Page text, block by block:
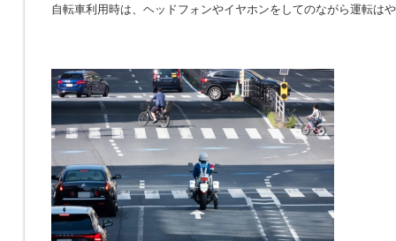
自転車利用時は、ヘッドフォンやイヤホンをしてのながら運転は